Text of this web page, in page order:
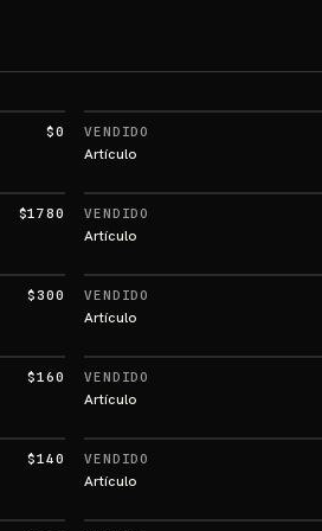
$0 VENDIDO
Artículo
$1780 VENDIDO
Artículo
$300 VENDIDO
Artículo
$160 VENDIDO
Artículo
$140 VENDIDO
Artículo